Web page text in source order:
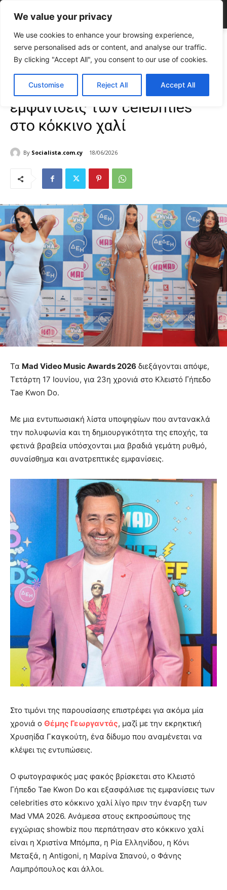
We value your privacy
We use cookies to enhance your browsing experience,
serve personalised ads or content, and analyse our traffic.
By clicking "Accept All", you consent to our use of cookies.
Customise Reject All Accept All
Home CELEBRITIES
MAD VMA 2026: Οι εμφανίσεις των celebrities
στο κόκκινο χαλί
MAD VMA 2026: Οι
εμφανίσεις των celebrities
στο κόκκινο χαλί
By Socialista.com.cy 18/06/2026
Τα Mad Video Music Awards 2026 διεξάγονται απόψε,
Τετάρτη 17 Ιουνίου, για 23η χρονιά στο Κλειστό Γήπεδο
Tae Kwon Do.
Με μια εντυπωσιακή λίστα υποψηφίων που αντανακλά
την πολυφωνία και τη δημιουργικότητα της εποχής, τα
φετινά βραβεία υπόσχονται μια βραδιά γεμάτη ρυθμό,
συναίσθημα και ανατρεπτικές εμφανίσεις.
Στο τιμόνι της παρουσίασης επιστρέφει για ακόμα μία
χρονιά ο Θέμης Γεωργαντάς, μαζί με την εκρηκτική
Χρυσηίδα Γκαγκούτη, ένα δίδυμο που αναμένεται να
κλέψει τις εντυπώσεις.
Ο φωτογραφικός μας φακός βρίσκεται στο Κλειστό
Γήπεδο Tae Kwon Do και εξασφάλισε τις εμφανίσεις των
celebrities στο κόκκινο χαλί λίγο πριν την έναρξη των
Mad VMA 2026. Ανάμεσα στους εκπροσώπους της
εγχώριας showbiz που περπάτησαν στο κόκκινο χαλί
είναι η Χριστίνα Μπόμπα, η Ρία Ελληνίδου, η Κόνι
Μεταξά, η Antigoni, η Μαρίνα Σπανού, ο Φάνης
Λαμπρόπουλος και άλλοι.